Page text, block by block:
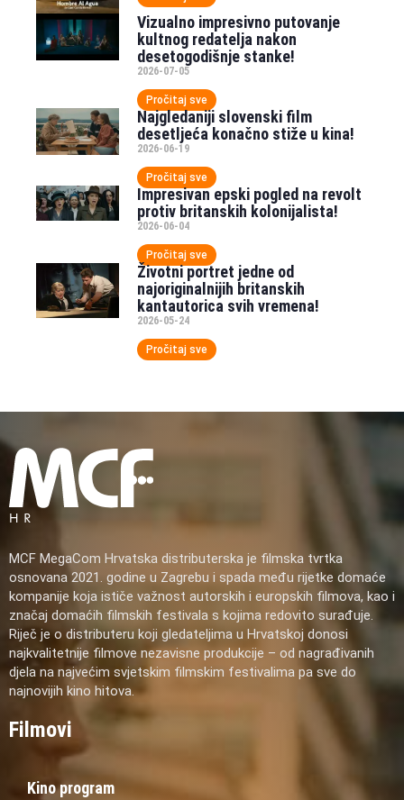
Vizualno impresivno putovanje
kultnog redatelja nakon
desetogodišnje stanke!
2026-07-05
Pročitaj sve
Najgledaniji slovenski film
desetljeća konačno stiže u kina!
2026-06-19
Pročitaj sve
Impresivan epski pogled na revolt
protiv britanskih kolonijalista!
2026-06-04
Pročitaj sve
Životni portret jedne od
najoriginalnijih britanskih
kantautorica svih vremena!
2026-05-24
Pročitaj sve
MCF MegaCom Hrvatska distributerska je filmska tvrtka
osnovana 2021. godine u Zagrebu i spada među rijetke domaće
kompanije koja ističe važnost autorskih i europskih filmova, kao i
značaj domaćih filmskih festivala s kojima redovito surađuje.
Riječ je o distributeru koji gledateljima u Hrvatskoj donosi
najkvalitetnije filmove nezavisne produkcije – od nagrađivanih
djela na najvećim svjetskim filmskim festivalima pa sve do
najnovijih kino hitova.
Filmovi
Kino program